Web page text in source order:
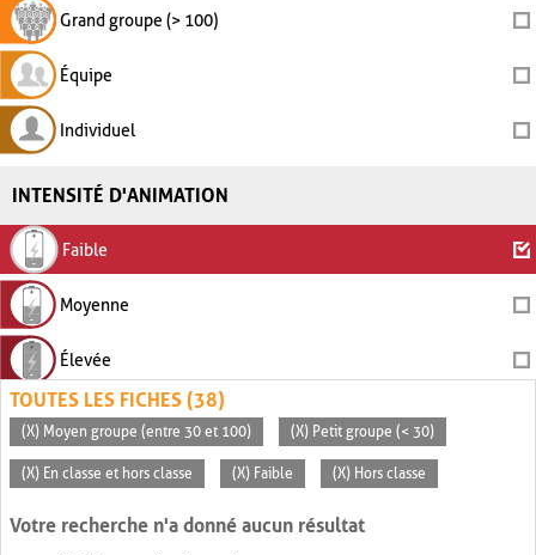
Grand groupe (> 100)
Équipe
Individuel
INTENSITÉ D'ANIMATION
Faible
Moyenne
Élevée
TOUTES LES FICHES (38)
(X) Moyen groupe (entre 30 et 100) (X) Petit groupe (< 30)
(X) En classe et hors classe (X) Faible (X) Hors classe
Votre recherche n'a donné aucun résultat